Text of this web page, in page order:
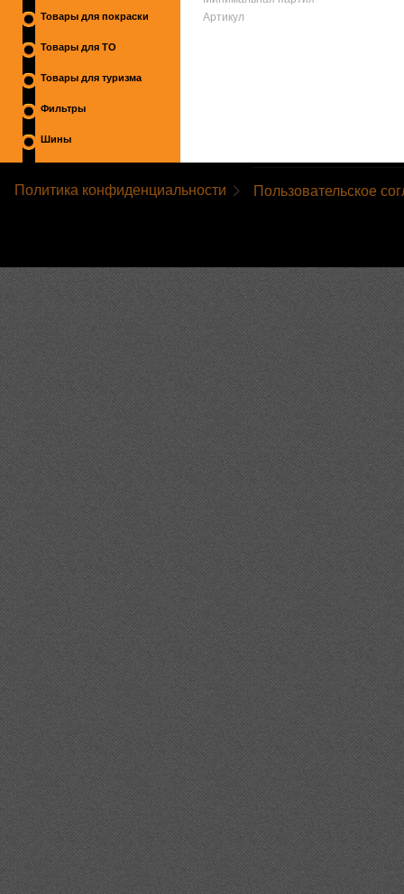
Товары для покраски
Товары для ТО
Товары для туризма
Фильтры
Шины
Артикул
Политика конфиденциальности Пользовательское